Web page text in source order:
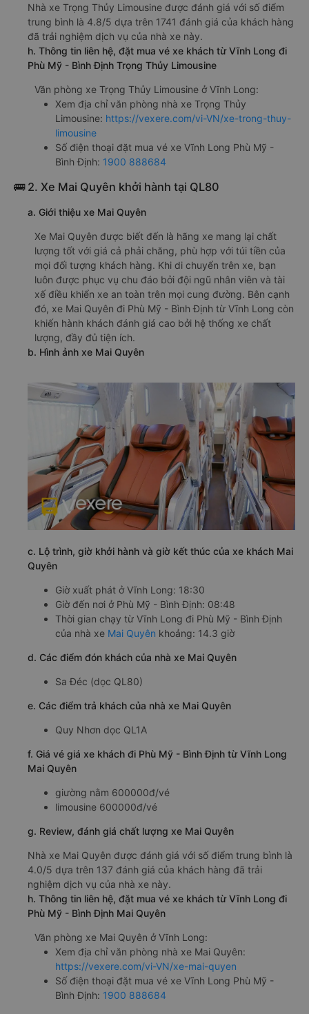
Nhà xe Trọng Thủy Limousine được đánh giá với số điểm
trung bình là 4.8/5 dựa trên 1741 đánh giá của khách hàng
đã trải nghiệm dịch vụ của nhà xe này.
h. Thông tin liên hệ, đặt mua vé xe khách từ Vĩnh Long đi
Phù Mỹ - Bình Định Trọng Thủy Limousine
Văn phòng xe Trọng Thủy Limousine ở Vĩnh Long:
Xem địa chỉ văn phòng nhà xe Trọng Thủy
Limousine: https://vexere.com/vi-VN/xe-trong-thuy-
limousine
Số điện thoại đặt mua vé xe Vĩnh Long Phù Mỹ -
Bình Định: 1900 888684
🚌 2. Xe Mai Quyên khởi hành tại QL80
a. Giới thiệu xe Mai Quyên
Xe Mai Quyên được biết đến là hãng xe mang lại chất
lượng tốt với giá cả phải chăng, phù hợp với túi tiền của
mọi đối tượng khách hàng. Khi di chuyển trên xe, bạn
luôn được phục vụ chu đáo bởi đội ngũ nhân viên và tài
xế điều khiển xe an toàn trên mọi cung đường. Bên cạnh
đó, xe Mai Quyên đi Phù Mỹ - Bình Định từ Vĩnh Long còn
khiến hành khách đánh giá cao bởi hệ thống xe chất
lượng, đầy đủ tiện ích.
b. Hình ảnh xe Mai Quyên
c. Lộ trình, giờ khởi hành và giờ kết thúc của xe khách Mai
Quyên
Giờ xuất phát ở Vĩnh Long: 18:30
Giờ đến nơi ở Phù Mỹ - Bình Định: 08:48
Thời gian chạy từ Vĩnh Long đi Phù Mỹ - Bình Định
của nhà xe Mai Quyên khoảng: 14.3 giờ
d. Các điểm đón khách của nhà xe Mai Quyên
Sa Đéc (dọc QL80)
e. Các điểm trả khách của nhà xe Mai Quyên
Quy Nhơn dọc QL1A
f. Giá vé giá xe khách đi Phù Mỹ - Bình Định từ Vĩnh Long
Mai Quyên
giường nằm 600000đ/vé
limousine 600000đ/vé
g. Review, đánh giá chất lượng xe Mai Quyên
Nhà xe Mai Quyên được đánh giá với số điểm trung bình là
4.0/5 dựa trên 137 đánh giá của khách hàng đã trải
nghiệm dịch vụ của nhà xe này.
h. Thông tin liên hệ, đặt mua vé xe khách từ Vĩnh Long đi
Phù Mỹ - Bình Định Mai Quyên
Văn phòng xe Mai Quyên ở Vĩnh Long:
Xem địa chỉ văn phòng nhà xe Mai Quyên:
https://vexere.com/vi-VN/xe-mai-quyen
Số điện thoại đặt mua vé xe Vĩnh Long Phù Mỹ -
Bình Định: 1900 888684